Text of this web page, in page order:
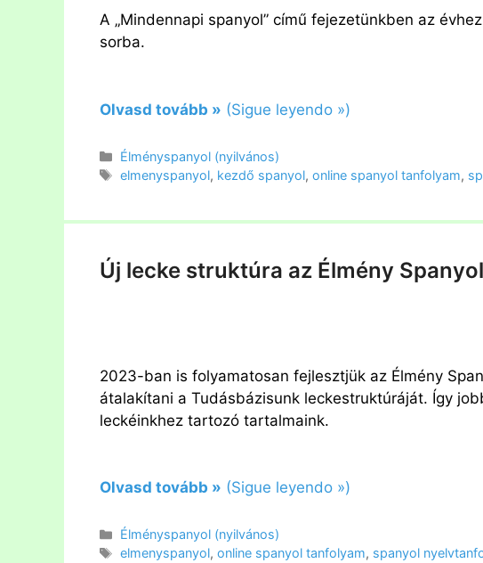
A „Mindennapi spanyol” című fejezetünkben az
sorba.
Olvasd tovább » (Sigue leyendo »)
Kategória
Élményspanyol (nyilvános)
Címkék
elmenyspanyol, kezdő spanyol,online spanyol tanfolyam,
Új lecke struktúra az Élmény
2023-ban is folyamatosan fejlesztjük az Élmény
átalakítani a Tudásbázisunk leckestruktúráját. Így
leckéinkhez tartozó tartalmaink.
Olvasd tovább » (Sigue leyendo »)
Kategória
Élményspanyol (nyilvános)
Címkék
elmenyspanyol,online spanyol tanfolyam, spanyol